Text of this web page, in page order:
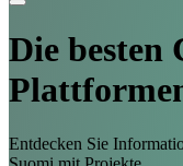
Die besten
Entdecken Sie